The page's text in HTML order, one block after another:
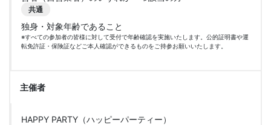
共通
独身・対象年齢であること
※すべての参加者の皆様に対して受付で年齢確認を実施いたします。公的証明書や運
転免許証・保険証などご本人確認ができるものをご持参お願いいたします。
主催者
HAPPY PARTY（ハッピーパーティー）